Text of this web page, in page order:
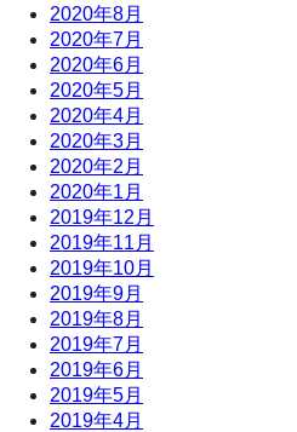
2020年8月
2020年7月
2020年6月
2020年5月
2020年4月
2020年3月
2020年2月
2020年1月
2019年12月
2019年11月
2019年10月
2019年9月
2019年8月
2019年7月
2019年6月
2019年5月
2019年4月